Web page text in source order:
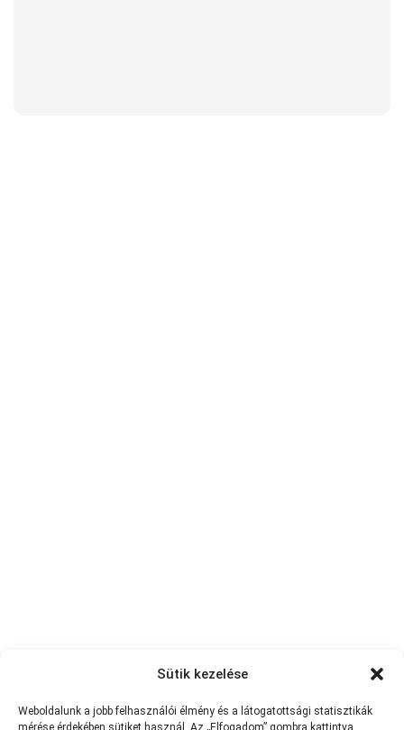
Sütik kezelése
Weboldalunk a jobb felhasználói élmény és a látogatottsági statisztikák
mérése érdekében sütiket használ. Az „Elfogadom” gombra kattintva